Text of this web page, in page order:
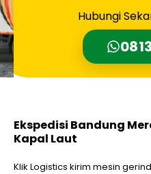
Hubungi
Ekspedisi Bandung
Kapal Laut
Klik Logistics kirim mesin